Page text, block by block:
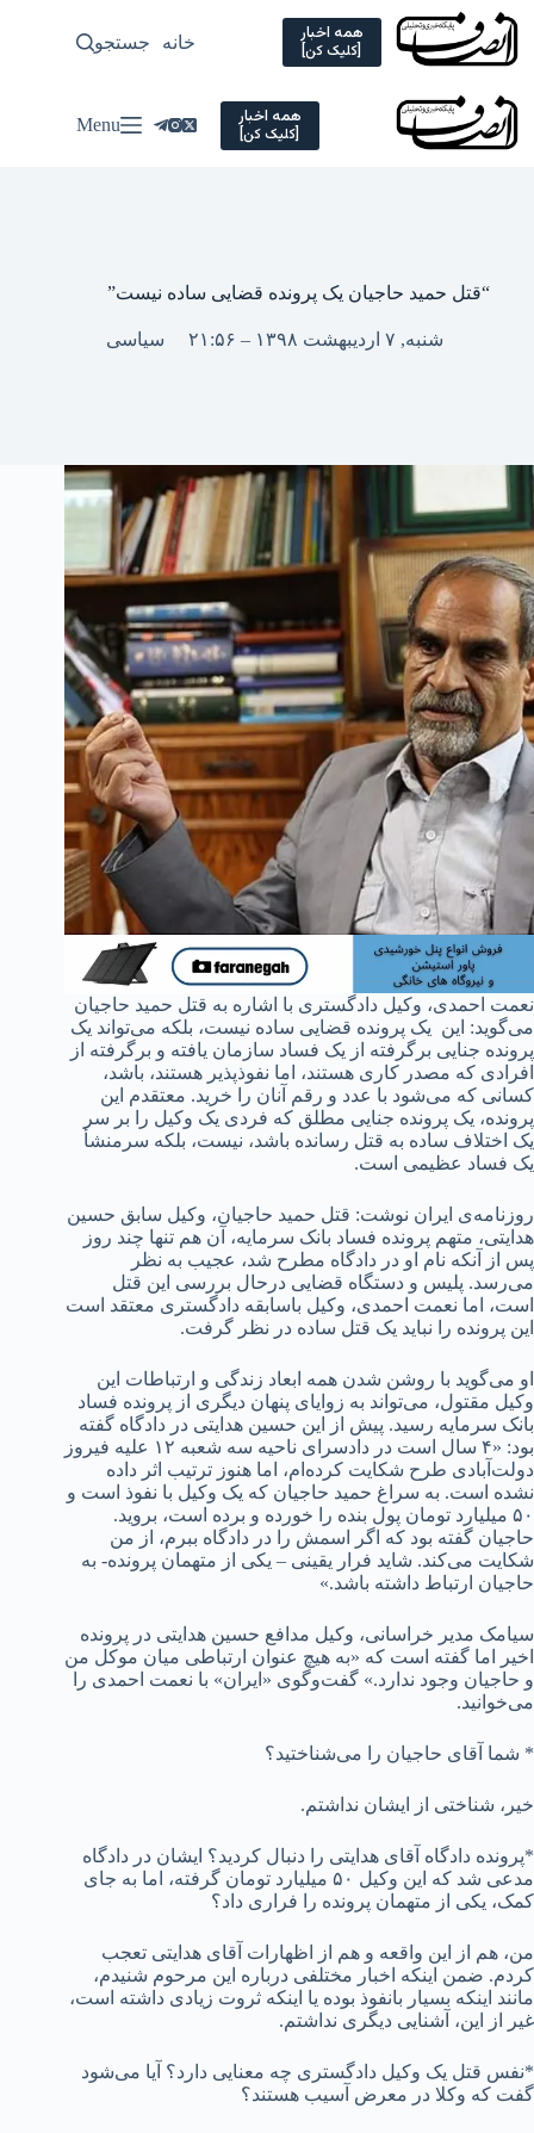
Skip
content
همه اخبار
[کلیک کن] خانه سیاسی
جستجو
همه اخبار
[کلیک کن] Menu
“قتل حمید حاجیان یک پرونده قضایی ساده نیست”
شنبه, ۷ اردیبهشت ۱۳۹۸ – ۲۱:۵۶ سیاسی
نعمت احمدی، وکیل دادگستری با اشاره به قتل حمید حاجیان
می‌گوید: این یک پرونده قضایی ساده نیست، بلکه می‌تواند یک
پرونده جنایی برگرفته از یک فساد سازمان یافته و برگرفته از
افرادی که مصدر کاری هستند، اما نفوذپذیر هستند، باشد،
کسانی که می‌شود با عدد و رقم آنان را خرید. معتقدم این
پرونده، یک پرونده جنایی مطلق که فردی یک وکیل را بر سر
یک اختلاف ساده به قتل رسانده باشد، نیست، بلکه سرمنشأ
یک فساد عظیمی است.
روزنامه‌ی ایران نوشت: قتل حمید حاجیان، وکیل سابق حسین
هدایتی، متهم پرونده فساد بانک سرمایه، آن هم تنها چند روز
پس از آنکه نام او در دادگاه مطرح شد، عجیب به نظر
می‌رسد. پلیس و دستگاه قضایی درحال بررسی این قتل
است، اما نعمت احمدی، وکیل باسابقه دادگستری معتقد است
این پرونده را نباید یک قتل ساده در نظر گرفت.
او می‌گوید با روشن شدن همه ابعاد زندگی و ارتباطات این
وکیل مقتول، می‌تواند به زوایای پنهان دیگری از پرونده فساد
بانک سرمایه رسید. پیش از این حسین هدایتی در دادگاه گفته
بود: «۴ سال است در دادسرای ناحیه سه شعبه ۱۲ علیه فیروز
دولت‌آبادی طرح شکایت کرده‌ام، اما هنوز ترتیب اثر داده
نشده است. به سراغ حمید حاجیان که یک وکیل با نفوذ است و
۵۰ میلیارد تومان پول بنده را خورده و برده است، بروید.
حاجیان گفته بود که اگر اسمش را در دادگاه ببرم، از من
شکایت می‌کند. شاید فرار یقینی – یکی از متهمان پرونده- به
حاجیان ارتباط داشته باشد.»
سیامک مدیر خراسانی، وکیل مدافع حسین هدایتی در پرونده
اخیر اما گفته است که «به هیچ عنوان ارتباطی میان موکل من
و حاجیان وجود ندارد.» گفت‌وگوی «ایران» با نعمت احمدی را
می‌خوانید.
* شما آقای حاجیان را می‌شناختید؟
خیر، شناختی از ایشان نداشتم.
*پرونده دادگاه آقای هدایتی را دنبال کردید؟ ایشان در دادگاه
مدعی شد که این وکیل ۵۰ میلیارد تومان گرفته، اما به جای
کمک، یکی از متهمان پرونده را فراری داد؟
من، هم از این واقعه و هم از اظهارات آقای هدایتی تعجب
کردم. ضمن اینکه اخبار مختلفی درباره این مرحوم شنیدم،
مانند اینکه بسیار بانفوذ بوده یا اینکه ثروت زیادی داشته است،
غیر از این، آشنایی دیگری نداشتم.
*نفس قتل یک وکیل دادگستری چه معنایی دارد؟ آیا می‌شود
گفت که وکلا در معرض آسیب هستند؟